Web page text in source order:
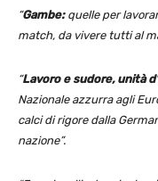
“Gambe:quelle per
match, da vivere tutti al
“Lavoro e sudore, unità
Nazionale azzurra agli
calci di rigore dalla
nazione”.